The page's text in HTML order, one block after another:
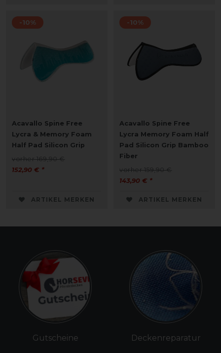
-10%
Acavallo Spine Free
Lycra & Memory Foam
Half Pad Silicon Grip
vorher 169,90 €
152,90 € *
ARTIKEL MERKEN
-10%
Acavallo Spine Free
Lycra Memory Foam Half
Pad Silicon Grip Bamboo
Fiber
vorher 159,90 €
143,90 € *
ARTIKEL MERKEN
Gutscheine Deckenreparatur